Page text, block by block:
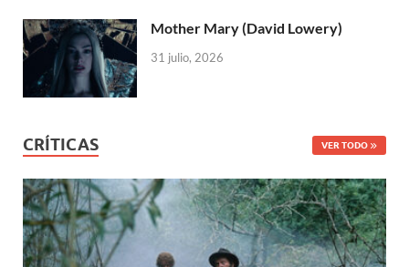
Mother Mary (David Lowery)
31 julio, 2026
CRÍTICAS VER TODO